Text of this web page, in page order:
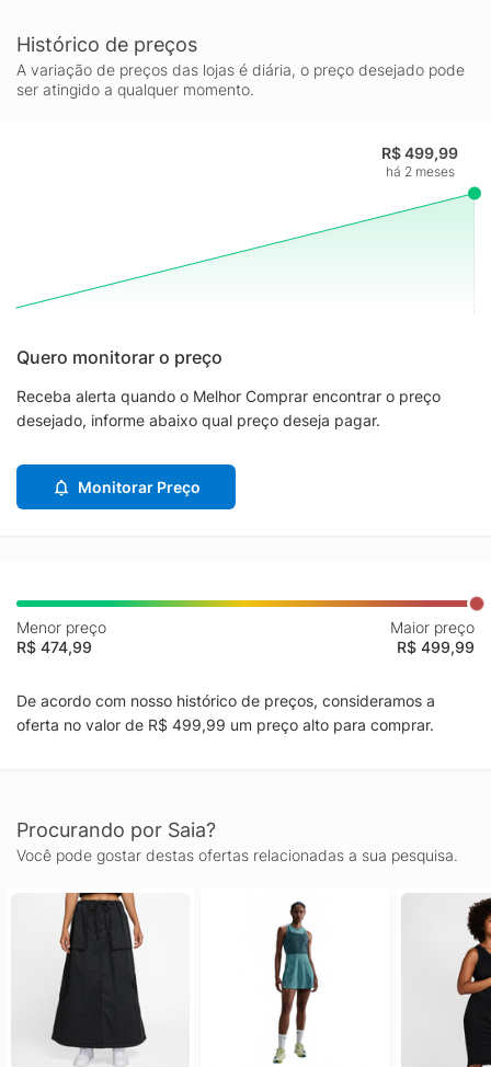
Histórico de preços
A variação de preços das lojas é diária, o preço desejado pode
ser atingido a qualquer momento.
R$ 499,99
há 2 meses
Quero monitorar o preço
Receba alerta quando o Melhor Comprar encontrar o preço
desejado, informe abaixo qual preço deseja pagar.
Monitorar Preço
Menor preço
R$ 474,99
Maior preço
R$ 499,99
De acordo com nosso histórico de preços, consideramos a
oferta no valor de R$ 499,99 um preço alto para comprar.
Procurando por Saia?
Você pode gostar destas ofertas relacionadas a sua pesquisa.